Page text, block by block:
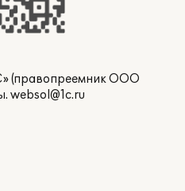
(правопреемник ООО
websol@1c.ru